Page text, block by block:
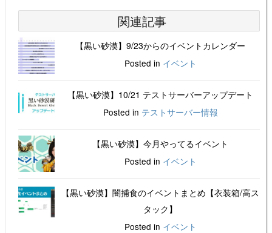
関連記事
【黒い砂漠】9/23からのイベントカレンダー
Posted in イベント
【黒い砂漠】10/21 テストサーバーアップデート
Posted in テストサーバー情報
【黒い砂漠】今月やってるイベント
Posted in イベント
【黒い砂漠】闇捕食のイベントまとめ【衣装箱/高ス
タック】
Posted in イベント